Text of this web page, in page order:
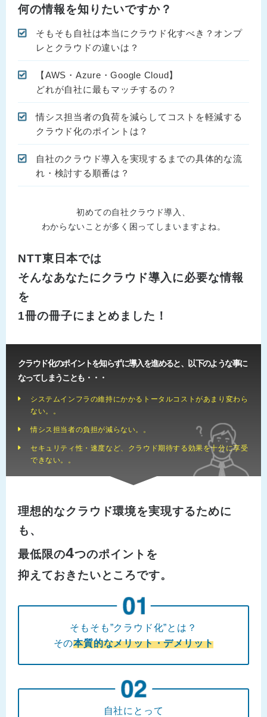
何の情報を知りたいですか？
そもそも自社は本当にクラウド化すべき？オンプ
レとクラウドの違いは？
【AWS・Azure・Google Cloud】
どれが自社に最もマッチするの？
情シス担当者の負荷を減らしてコストを軽減する
クラウド化のポイントは？
自社のクラウド導入を実現するまでの具体的な流
れ・検討する順番は？
初めての自社クラウド導入、
わからないことが多く困ってしまいますよね。
NTT東日本では
そんなあなたにクラウド導入に必要な情報
を
1冊の冊子にまとめました！
クラウド化のポイントを知らずに導入を進めると、以下のような事に
なってしまうことも・・・
システムインフラの維持にかかるトータルコストがあまり変わら
ない。。
情シス担当者の負担が減らない。。
セキュリティ性・速度など、クラウド期待する効果を十分に享受
できない。。
理想的なクラウド環境を実現するために
も、
最低限の4つのポイントを
抑えておきたいところです。
そもそも”クラウド化”とは？
その本質的なメリット・デメリット
自社にとって